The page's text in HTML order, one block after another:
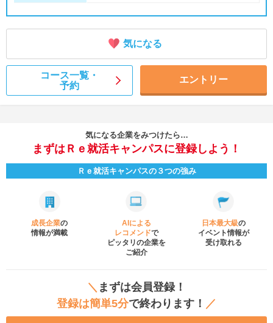
気になる
コース一覧・
予約
エントリー
気になる企業をみつけたら…
まずはＲｅ就活キャンパスに登録しよう！
Ｒｅ就活キャンパスの３つの強み
成長企業の
情報が満載
AIによる
レコメンドで
ピッタリの企業を
ご紹介
日本最大級の
イベント情報が
受け取れる
＼ まずは会員登録！
登録は簡単5分で終わります！ ／